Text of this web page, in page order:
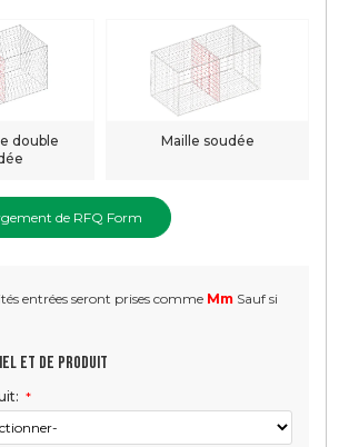
double
Maille soudée
de RFQ Form
entrées seront prises comme Mm Sauf si
et de produit
*